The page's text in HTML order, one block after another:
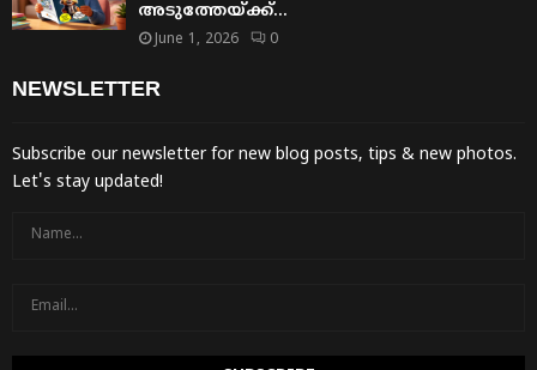
അടുത്തേയ്ക്ക്…
June 1, 2026 0
NEWSLETTER
Subscribe our newsletter for new blog posts, tips & new photos.
Let's stay updated!